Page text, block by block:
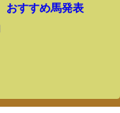
おすすめ馬発表